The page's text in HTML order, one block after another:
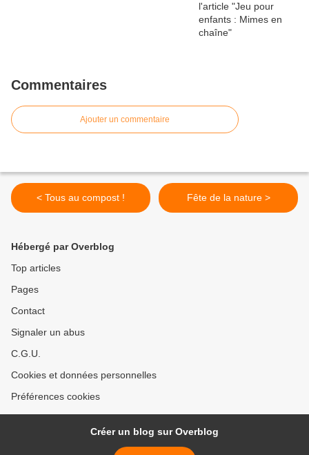
Commentaires
Ajouter un commentaire
< Tous au compost ! Fête de la nature >
Hébergé par Overblog
Top articles
Pages
Contact
Signaler un abus
C.G.U.
Cookies et données personnelles
Préférences cookies
Créer un blog sur Overblog